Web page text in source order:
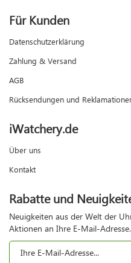
Für Kunden
Datenschutzerklärung
Zahlung & Versand
AGB
Rücksendungen und
iWatchery.de
Über uns
Kontakt
Rabatte und
Neuigkeiten aus der Welt der
Aktionen an Ihre E-Mail-Adresse.